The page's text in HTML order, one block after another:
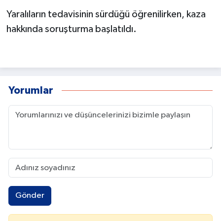
Yaralıların tedavisinin sürdüğü öğrenilirken, kaza
hakkında soruşturma başlatıldı.
Yorumlar
Gönder